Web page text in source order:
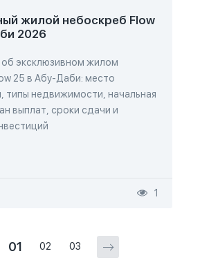
жилой небоскреб Flow
2026
об эксклюзивном жилом
25 в Абу-Даби: место
типы недвижимости, начальная
выплат, сроки сдачи и
1
01 02 03